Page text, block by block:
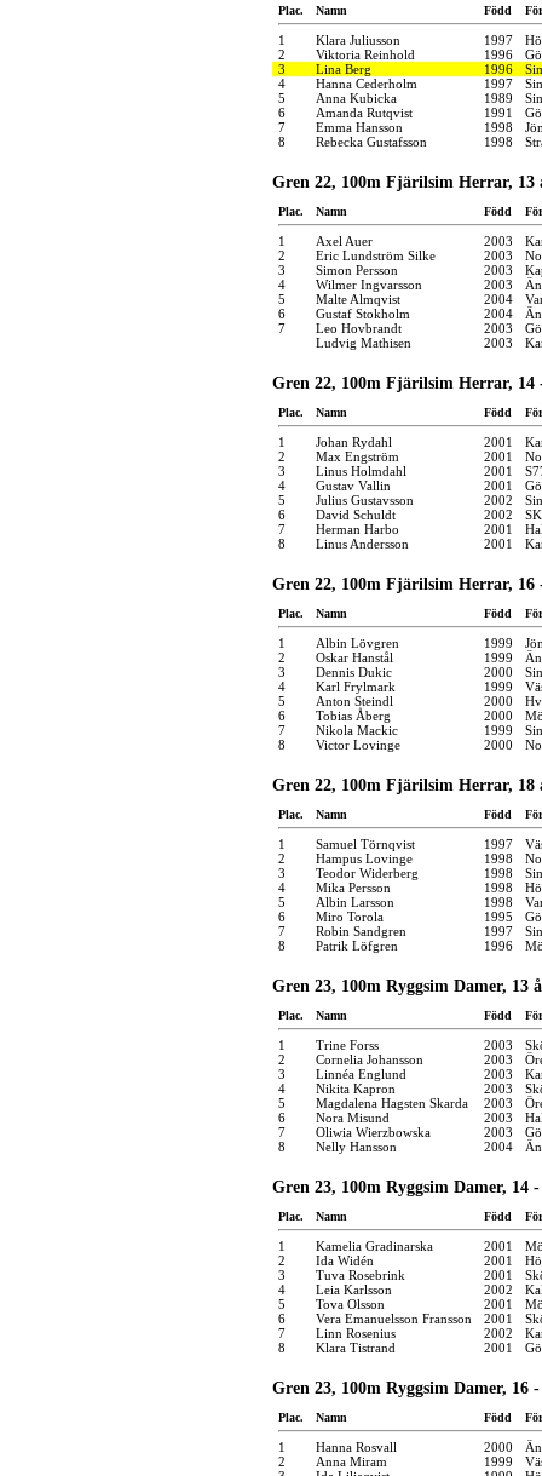
Plac. Namn Född
1 Klara Juliusson 1997
2
Viktoria Reinhold 1996
3
Lina Berg 1996
4
Hanna Cederholm 1997
5
Anna Kubicka 1989
6
Amanda Rutqvist 1991
7
Emma Hansson 1998
8
Rebecka Gustafsson 1998
Gren 22, 100m Fjärilsim Herrar, 13
Plac. Namn Född
1 Axel Auer 2003
2
Eric Lundström Silke 2003
3
Simon Persson 2003
4
Wilmer Ingvarsson 2003
5
Malte Almqvist 2004
6
Gustaf Stokholm 2004
7
Leo Hovbrandt 2003
Ludvig Mathisen
2003
Gren 22, 100m Fjärilsim Herrar, 14
Plac. Namn Född
1 Johan Rydahl 2001
2
Max Engström 2001
3
Linus Holmdahl 2001
4
Gustav Vallin 2001
5
Julius Gustavsson 2002
6
David Schuldt 2002
7
Herman Harbo 2001
8
Linus Andersson 2001
Gren 22, 100m Fjärilsim Herrar, 16
Plac. Namn Född
1 Albin Lövgren 1999
2
Oskar Hanstål 1999
3
Dennis Dukic 2000
4
Karl Frylmark 1999
5
Anton Steindl 2000
6
Tobias Åberg 2000
7
Nikola Mackic 1999
8
Victor Lovinge 2000
Gren 22, 100m Fjärilsim Herrar, 18
Plac. Namn Född
1 Samuel Törnqvist 1997
2
Hampus Lovinge 1998
3
Teodor Widerberg 1998
4
Mika Persson 1998
5
Albin Larsson 1998
6
Miro Torola 1995
7
Robin Sandgren 1997
8
Patrik Löfgren 1996
Gren 23, 100m Ryggsim Damer, 13
Plac. Namn Född
1 Trine Forss 2003
2
Cornelia Johansson 2003
3
Linnéa Englund 2003
4
Nikita Kapron 2003
5
Magdalena Hagsten Skarda 2003
6
Nora Misund 2003
7
Oliwia Wierzbowska 2003
8
Nelly Hansson 2004
Gren 23, 100m Ryggsim Damer, 14
Plac. Namn Född
1 Kamelia Gradinarska 2001
2
Ida Widén 2001
3
Tuva Rosebrink 2001
4
Leia Karlsson 2002
5
Tova Olsson 2001
6
Vera Emanuelsson Fransson 2001
7
Linn Rosenius 2002
8
Klara Tistrand 2001
Gren 23, 100m Ryggsim Damer, 16
Plac. Namn Född
1 Hanna Rosvall 2000
2
Anna Miram 1999